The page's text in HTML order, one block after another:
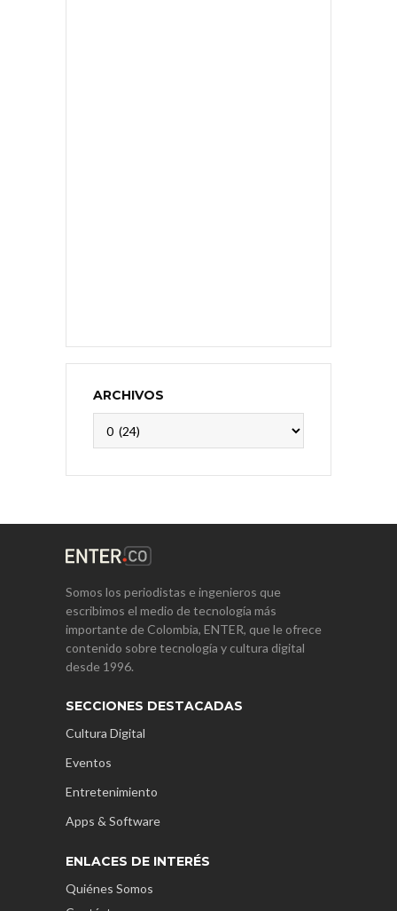
ARCHIVOS
Somos los periodistas e ingenieros que
escribimos el medio de tecnología más
importante de Colombia, ENTER, que le ofrece
contenido sobre tecnología y cultura digital
desde 1996.
SECCIONES DESTACADAS
Cultura Digital
Eventos
Entretenimiento
Apps & Software
ENLACES DE INTERÉS
Quiénes Somos